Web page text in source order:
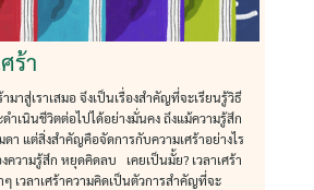
ร้า
มาสู่เราเสมอ จึงเป็นเรื่องสำคัญที่จะเรียนรู้วิธี
เนินชีวิตต่อไปได้อย่างมั่นคง ถึงแม้ความรู้สึก
ดา แต่สิ่งสำคัญคือจัดการกับความเศร้าอย่างไร
ความรู้สึก หยุดคิดลบ เคยเป็นมั้ย? เวลาเศร้า
ๆ เวลาเศร้าความคิดเป็นตัวการสำคัญที่จะ